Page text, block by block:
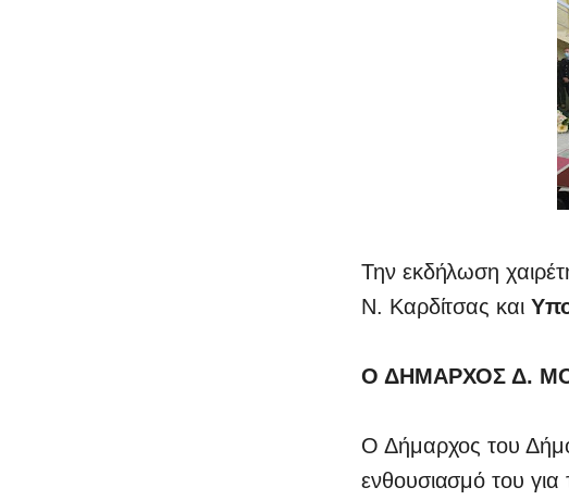
Την εκδήλωση
Ν. Καρδίτσας και
Ο ΔΗΜΑΡΧΟΣ Δ.
Ο Δήμαρχος του
ενθουσιασμό του